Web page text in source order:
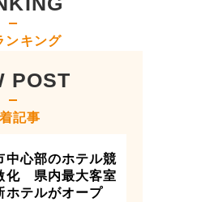
ンキング
POST
記事
中心部のホテル競
化 県内最大客室
ホテルがオープ